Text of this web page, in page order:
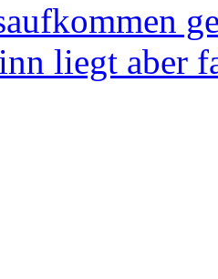
liegt aber